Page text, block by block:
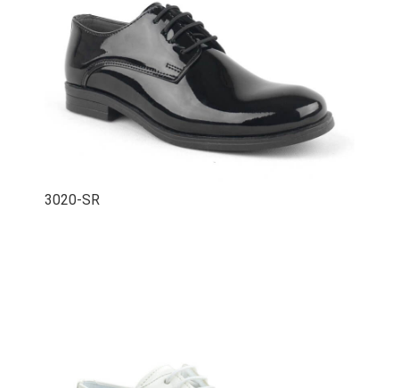
- İlk Adım & Bebek Ayakkabı
- Babetler
3020-SR